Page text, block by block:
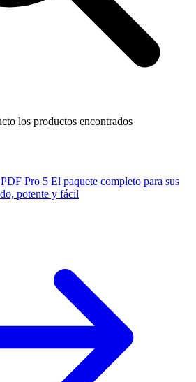
los productos encontrados
PDF Pro 5 El paquete completo para sus
potente y fácil